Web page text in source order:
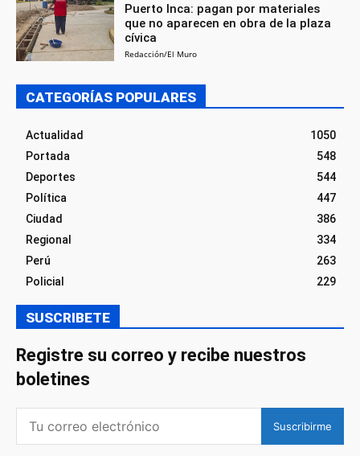
Puerto Inca: pagan por materiales
que no aparecen en obra de la plaza
cívica
Redacción/El Muro
CATEGORÍAS POPULARES
Actualidad
1050
Portada
548
Deportes
544
Política
447
Ciudad
386
Regional
334
Perú
263
Policial
229
SUSCRIBETE
Registre su correo y recibe nuestros
boletines
Suscribirme